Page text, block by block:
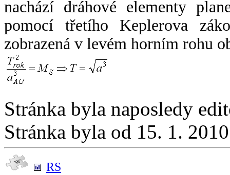
nachází dráhové elementy
pomocí třetího Keplerova
zobrazená v levém horním rohu
Stránka byla naposledy
Stránka byla od 15. 1.
RS